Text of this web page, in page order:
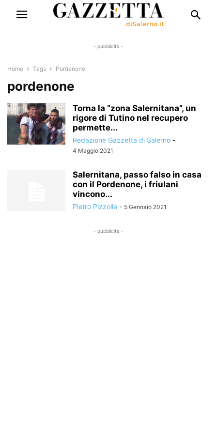
- pubblicità -
Home Tags Pordenone
pordenone
Torna la “zona Salernitana”, un
rigore di Tutino nel recupero
permette...
Redazione Gazzetta di Salerno -
4 Maggio 2021
Salernitana, passo falso in casa
con il Pordenone, i friulani
vincono...
Pietro Pizzolla - 5 Gennaio 2021
- pubblicità -